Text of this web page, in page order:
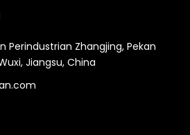
Perindustrian Zhangjing, Pekan
Jiangsu, China